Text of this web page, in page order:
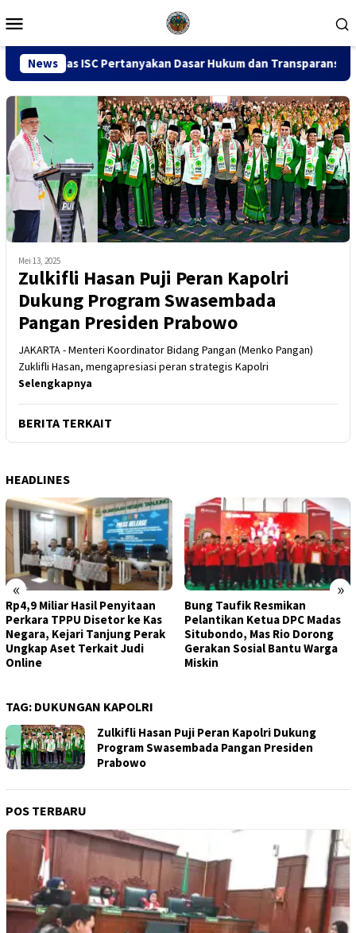
ke
Mobile
NewsDasar Hukum dan Transparansi Penindakan
Mei 13, 2025
Zulkifli Hasan Puji Peran Kapolri
Dukung Program Swasembada
Pangan Presiden Prabowo
JAKARTA - Menteri Koordinator Bidang Pangan (Menko Pangan)
Zuklifli Hasan, mengapresiasi peran strategis Kapolri
Selengkapnya
BERITA TERKAIT
HEADLINES
« »
Rp4,9 Miliar Hasil Penyitaan
Perkara TPPU Disetor ke Kas
Negara, Kejari Tanjung Perak
Ungkap Aset Terkait Judi
Online
Bung Taufik Resmikan
Pelantikan Ketua DPC Madas
Situbondo, Mas Rio Dorong
Gerakan Sosial Bantu Warga
Miskin
TAG: DUKUNGAN KAPOLRI
Zulkifli Hasan Puji Peran Kapolri Dukung
Program Swasembada Pangan Presiden
Prabowo
POS TERBARU